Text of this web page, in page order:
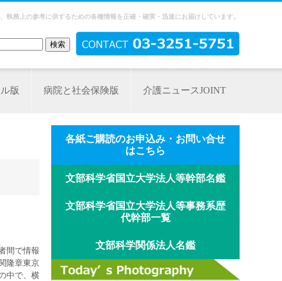
務上の参考に供するための各種情報を正確・確実・迅速にお届けしています。
版 病院と社会保険版 介護ニュースJOINT
間で情報
隆章東京
中で、横
各紙ご購読のお申込み・お問い合せ
はこちら
文部科学省国立大学法人等幹部名鑑
文部科学省国立大学法人等事務系歴
代幹部一覧
文部科学関係法人名鑑